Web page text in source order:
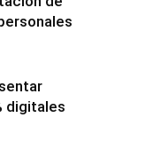
digitales